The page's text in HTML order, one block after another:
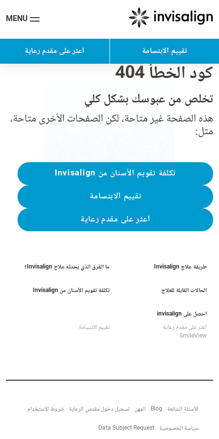
MENU
تقييم الابتسامة اعثر على مقدم رعاية
كود الخطأ 404
تخلص من عبوسك بشكل كلي
هذه الصفحة غير متاحة، لكن الصفحات الأخرى متاحة،
مثل:
تكلفة تقويم الأسنان من Invisalign
تقييم الابتسامة
اعثر على مقدم رعاية
طريقة علاج Invisalign ما الفرق الذي يُحدثه علاج Invisalign؟
الحالات القابلة للعلاج تكلفة تقويم الأسنان من Invisalign
احصل على invisalign
اعثر على مقدم رعاية
تقييم الابتسامة
SmileView
الأسئلة الشائعة Blog المِهن تسجيل دخول مقدمي الرعاية شروط الاستخدام
سياسة الخصوصية Data Subject Request